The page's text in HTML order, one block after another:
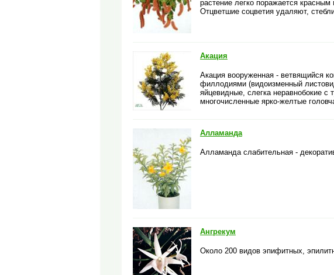
растение легко поражается
Отцветшие соцветия удаляют,
Акация
Акация вооруженная - ветвящийся
филлодиями (видоизменный
яйцевидные, слегка неравнобокие
многочисленные ярко-желтые
Алламанда
Алламанда слабительная -
Ангрекум
Около 200 видов эпифитных,